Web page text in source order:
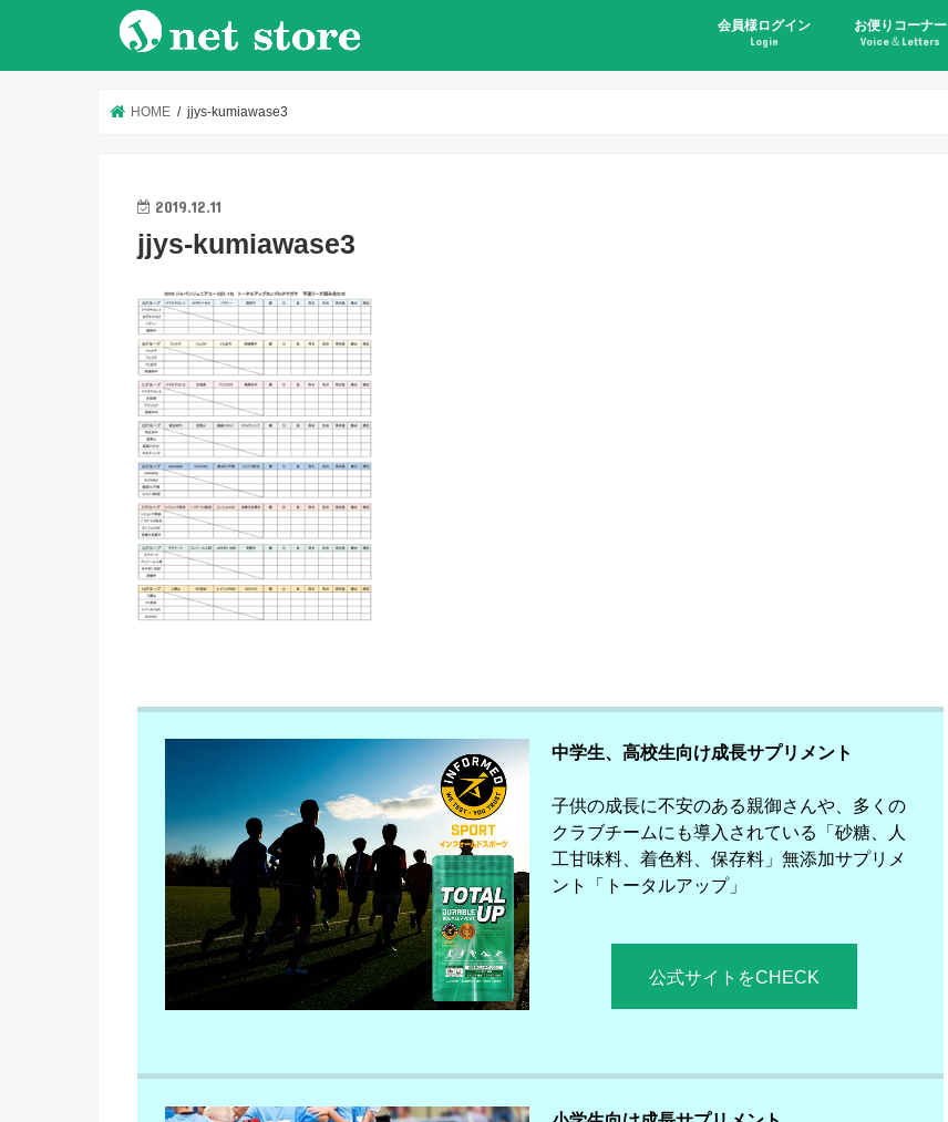
会員様ログイン
Login
お便りコーナー
Voice＆Letters
HOME jjys-kumiawase3
2019.12.11
jjys-kumiawase3
中学生、高校生向け成長サプリメント
子供の成長に不安のある親御さんや、多くの
クラブチームにも導入されている「砂糖、人
工甘味料、着色料、保存料」無添加サプリメ
ント「トータルアップ」
公式サイトをCHECK